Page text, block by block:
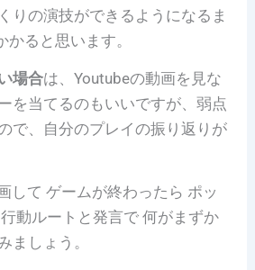
りの演技ができるようになるま
ると思います。
場合は、Youtubeの動画を見な
を当てるのもいいですが、弱点
で、自分のプレイの振り返りが
して ゲームが終わったら ポッ
動ルートと発言で 何がまずか
ましょう。